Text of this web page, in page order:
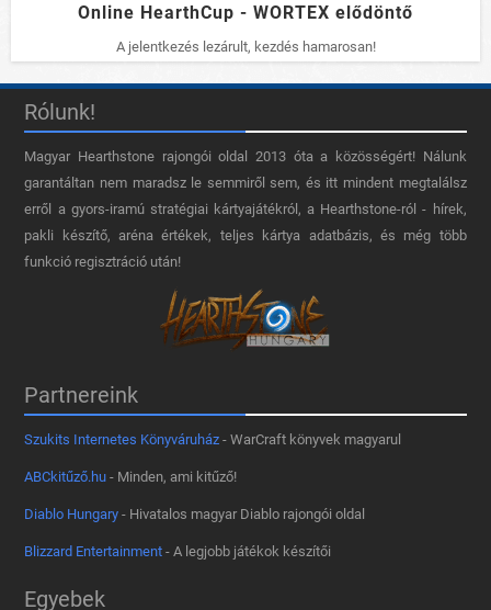
Online HearthCup - WORTEX elődöntő
A jelentkezés lezárult, kezdés hamarosan!
Rólunk!
Magyar Hearthstone​ rajongói oldal 2013 óta a közösségért! Nálunk
garantáltan nem maradsz le semmiről sem, és itt mindent megtalálsz
erről a gyors-iramú stratégiai kártyajátékról, a Hearthstone-ról - hírek,
pakli készítő, aréna értékek, teljes kártya adatbázis, és még több
funkció regisztráció után!
Partnereink
Szukits Internetes Könyváruház - WarCraft könyvek magyarul
ABCkitűző.hu - Minden, ami kitűző!
Diablo Hungary - Hivatalos magyar Diablo rajongói oldal
Blizzard Entertainment - A legjobb játékok készítői
Egyebek